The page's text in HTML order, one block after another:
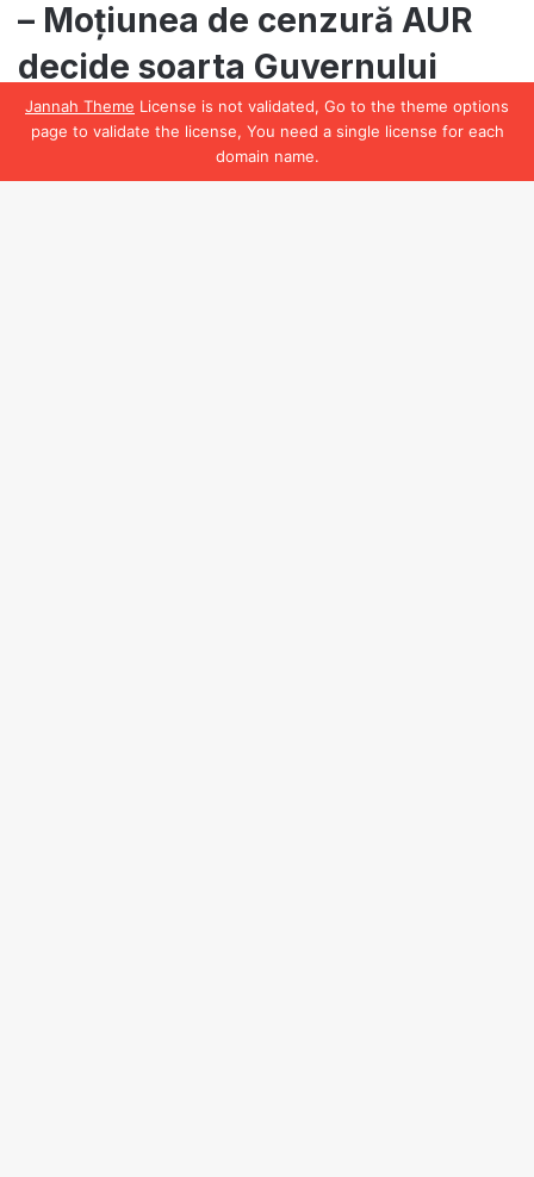
Jannah Theme License is not validated, Go to the theme options
page to validate the license, You need a single license for each
domain name.
Facebook